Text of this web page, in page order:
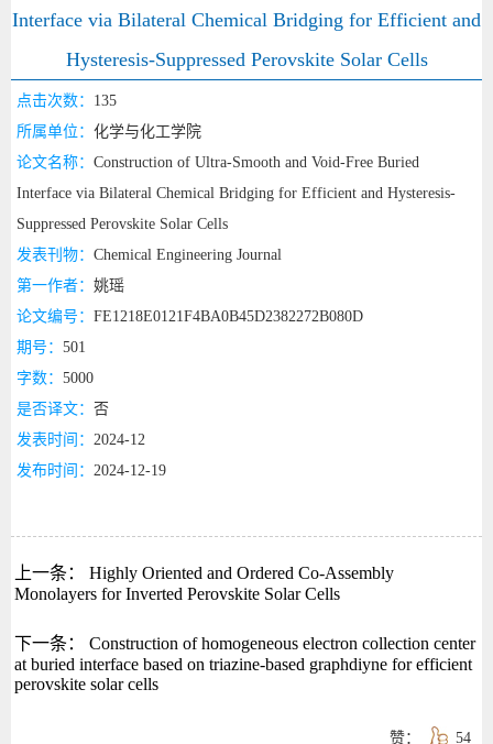
Interface via Bilateral Chemical Bridging for Efficient and
Hysteresis-Suppressed Perovskite Solar Cells
点击次数： 135
所属单位： 化学与化工学院
论文名称： Construction of Ultra-Smooth and Void-Free Buried
Interface via Bilateral Chemical Bridging for Efficient and Hysteresis-
Suppressed Perovskite Solar Cells
发表刊物： Chemical Engineering Journal
第一作者： 姚瑶
论文编号： FE1218E0121F4BA0B45D2382272B080D
期号： 501
字数： 5000
是否译文： 否
发表时间： 2024-12
发布时间： 2024-12-19
上一条：
Highly Oriented and Ordered Co-Assembly
Monolayers for Inverted Perovskite Solar Cells
下一条：
Construction of homogeneous electron collection center
at buried interface based on triazine-based graphdiyne for efficient
perovskite solar cells
54
赞：